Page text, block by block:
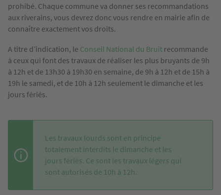
prohibé. Chaque commune va donner ses recommandations
aux riverains, vous devrez donc vous rendre en mairie afin de
connaître exactement vos droits.
A titre d’indication, le Conseil National du Bruit recommande
à ceux qui font des travaux de réaliser les plus bruyants de 9h
à 12h et de 13h30 à 19h30 en semaine, de 9h à 12h et de 15h à
19h le samedi, et de 10h à 12h seulement le dimanche et les
jours fériés.
Les travaux lourds sont en principe
totalement interdits le dimanche et les
jours fériés. Ce sont les travaux légers qui
sont autorisés de 10h à 12h.